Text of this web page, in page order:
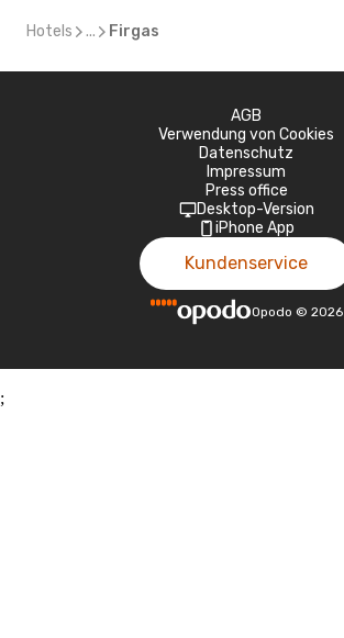
Hotels ... Firgas
AGB
Verwendung von Cookies
Datenschutz
Impressum
Press office
Desktop-Version
iPhone App
Kundenservice
Opodo © 2026
;